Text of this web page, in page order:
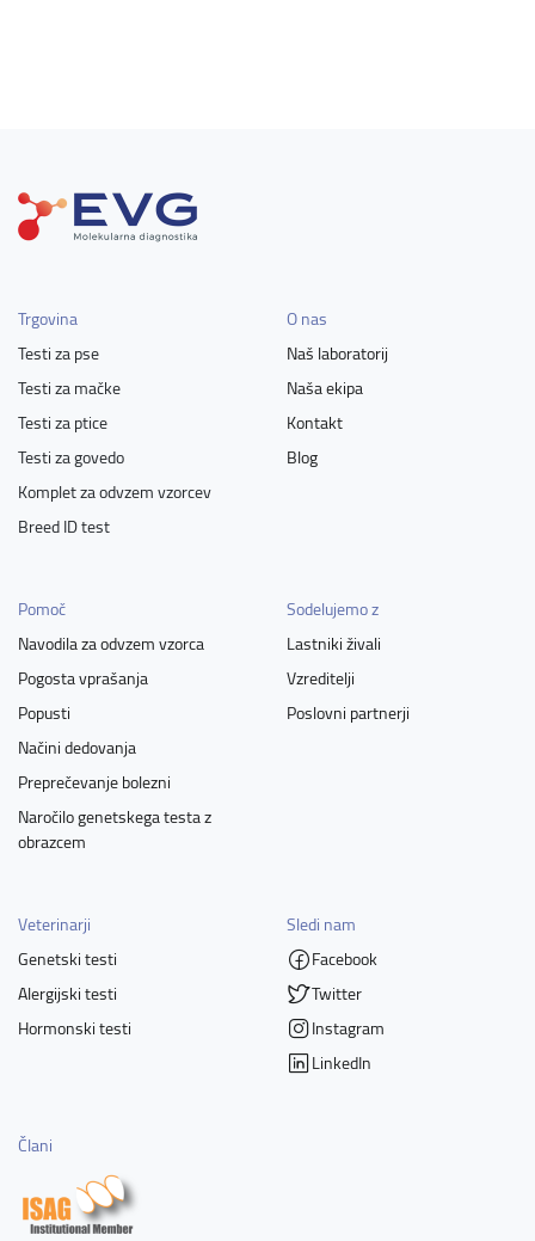
Trgovina
Testi za pse
Testi za mačke
Testi za ptice
Testi za govedo
Komplet za odvzem vzorcev
Breed ID test
O nas
Naš laboratorij
Naša ekipa
Kontakt
Blog
Pomoč
Navodila za odvzem vzorca
Pogosta vprašanja
Popusti
Načini dedovanja
Preprečevanje bolezni
Naročilo genetskega testa z
obrazcem
Sodelujemo z
Lastniki živali
Vzreditelji
Poslovni partnerji
Veterinarji
Genetski testi
Alergijski testi
Hormonski testi
Sledi nam
Facebook
Twitter
Instagram
LinkedIn
Člani